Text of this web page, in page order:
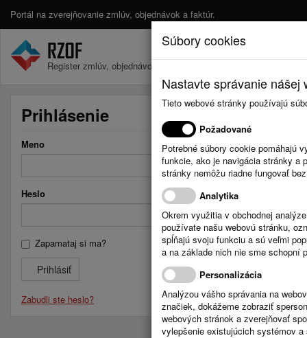
Portál na zverejňovanie zmlúv, objednávok a faktúr.
Register zmlúv, objednávok a faktúr.
Prihlásenie
Meno
Heslo
Zapamataj si ma?
Prihlásiť
Zabudli ste heslo?
Súbory cookies
Nastavte správanie
Tieto webové stránky používajú
Požadované
Potrebné súbory cookie pomáhajú
funkcie, ako je navigácia stránky a
stránky nemôžu riadne fungovať
Analytika
Okrem využitia v obchodnej
používate našu webovú stránku,
spĺňajú svoju funkciu a sú veľmi
a na základe nich nie sme schopní
Personalizácia
Analýzou vášho správania na
značiek, dokážeme zobraziť
webových stránok a zverejňovať
vylepšenie existujúcich systémov